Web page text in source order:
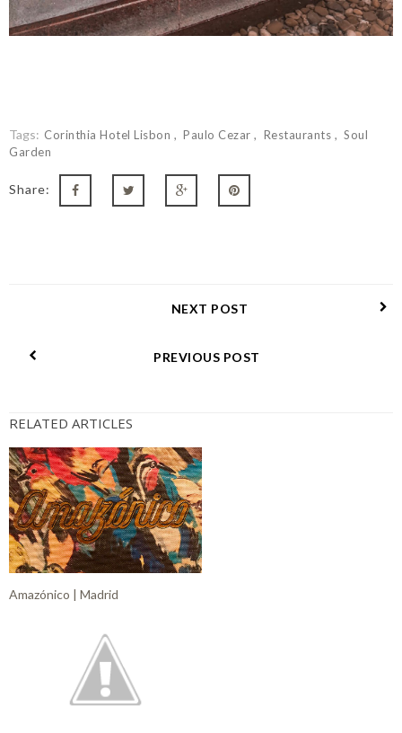
Tags: Corinthia Hotel Lisbon Paulo Cezar Restaurants
Soul
Garden
Share:
NEXT POST
PREVIOUS POST
RELATED ARTICLES
Amazónico | Madrid